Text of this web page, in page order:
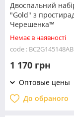
Двоспальний
"Gold" з
Черешенка™
Немає в наявності
code : BC2G145148AB
1 170 грн
Оптовые цены
До обраного